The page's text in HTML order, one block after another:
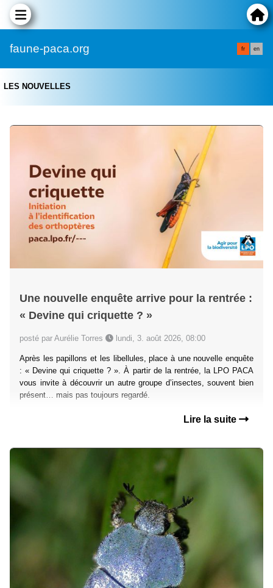
faune-paca.org fr en
LES NOUVELLES
Une nouvelle enquête arrive pour la rentrée :
« Devine qui criquette ? »
posté par Aurélie Torres lundi, 3. août 2026, 08:00
Après les papillons et les libellules, place à une nouvelle enquête
: « Devine qui criquette ? ». À partir de la rentrée, la LPO PACA
vous invite à découvrir un autre groupe d’insectes, souvent bien
présent… mais pas toujours regardé.
Lire la suite